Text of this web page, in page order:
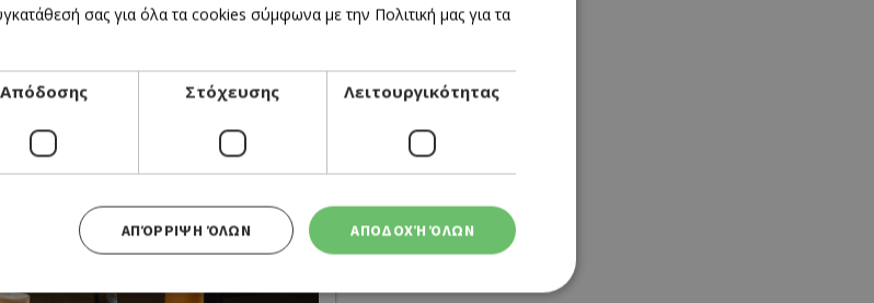
ENGLISH
σας για όλα τα cookies σύμφωνα με την Πολιτική μας για τα
Απόδοσης Στόχευσης Λειτουργικότητας
ΑΠΟΔΟΧΉ ΌΛΩΝ
ΑΠΌΡΡΙΨΗ ΌΛΩΝ